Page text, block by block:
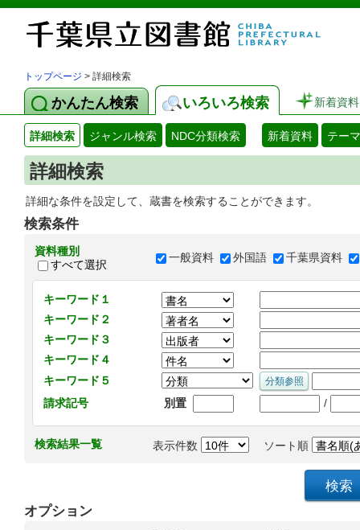
トップページ > 詳細検索
かんたん検索 いろいろ検索 新着資料
詳細検索 ジャンル検索 NDC分類検索 新着資料 テー
詳細検索
詳細な条件を設定して、蔵書を検索することができます。
検索条件
資料種別
すべて選択
一般資料 外国語 千葉県資料
キーワード１
キーワード２
キーワード３
キーワード４
キーワード５
請求記号
別置 /
検索結果一覧 表示件数 ソート順
オプション